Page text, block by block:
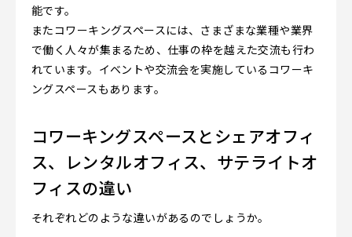
能です。
またコワーキングスペースには、さまざまな業種や業界
で働く人々が集まるため、仕事の枠を越えた交流も行わ
れています。イベントや交流会を実施しているコワーキ
ングスペースもあります。
コワーキングスペースとシェアオフィ
ス、レンタルオフィス、サテライトオ
フィスの違い
それぞれどのような違いがあるのでしょうか。